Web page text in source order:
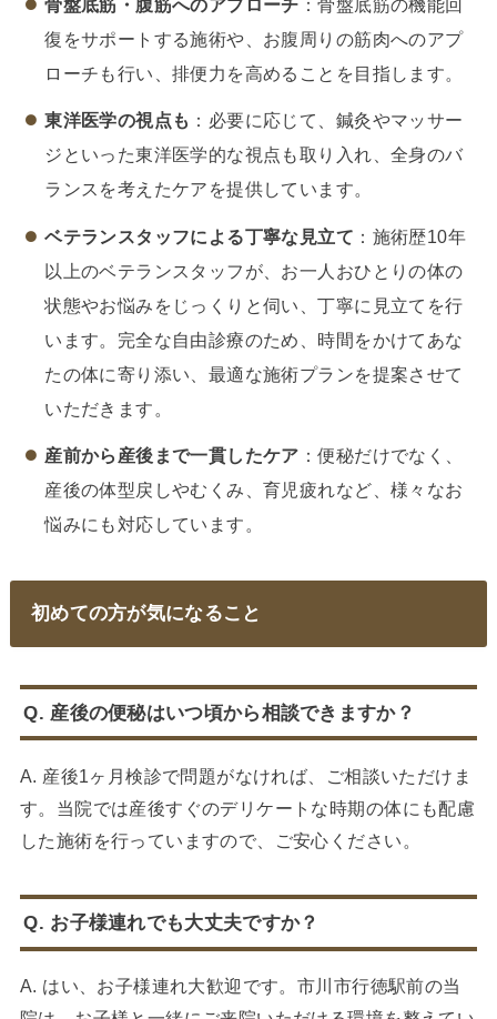
骨盤底筋・腹筋へのアプローチ ：骨盤底筋の機能回
復をサポートする施術や、お腹周りの筋肉へのアプ
ローチも行い、排便力を高めることを目指します。
東洋医学の視点も ：必要に応じて、鍼灸やマッサー
ジといった東洋医学的な視点も取り入れ、全身のバ
ランスを考えたケアを提供しています。
ベテランスタッフによる丁寧な見立て ：施術歴10年
以上のベテランスタッフが、お一人おひとりの体の
状態やお悩みをじっくりと伺い、丁寧に見立てを行
います。完全な自由診療のため、時間をかけてあな
たの体に寄り添い、最適な施術プランを提案させて
いただきます。
産前から産後まで一貫したケア ：便秘だけでなく、
産後の体型戻しやむくみ、育児疲れなど、様々なお
悩みにも対応しています。
初めての方が気になること
Q. 産後の便秘はいつ頃から相談できますか？
A. 産後1ヶ月検診で問題がなければ、ご相談いただけま
す。当院では産後すぐのデリケートな時期の体にも配慮
した施術を行っていますので、ご安心ください。
Q. お子様連れでも大丈夫ですか？
A. はい、お子様連れ大歓迎です。市川市行徳駅前の当